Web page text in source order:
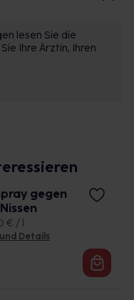
Studie bestätigt
Rezept möglich
lesen Sie die
Ihre Ärztin, Ihren
gegen
€ / l
Details